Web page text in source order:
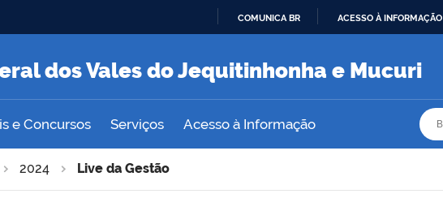
O
COMUNICA BR ACESSO À INFORMAÇÃO
dos Vales do Jequitinhonha e Mucuri
e Concursos Serviços Acesso à Informação
2024 Live da Gestão